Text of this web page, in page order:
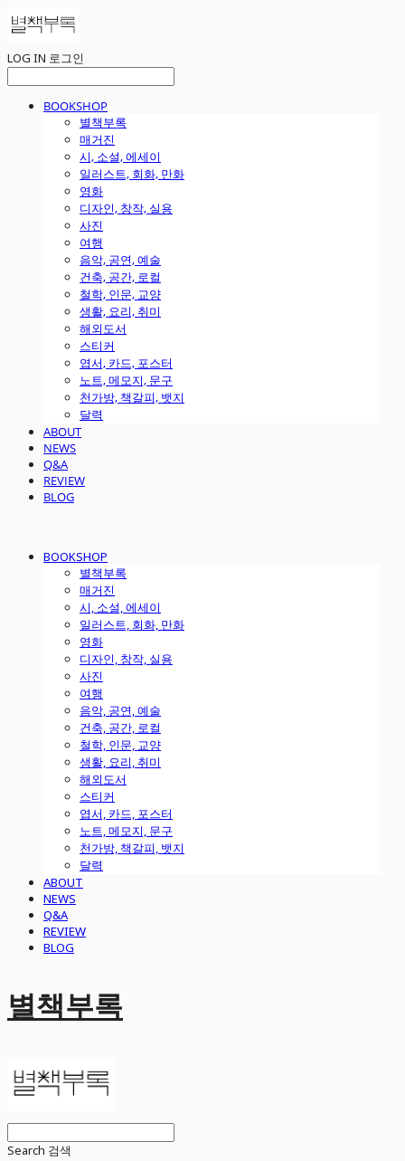
LOG IN 로그인
BOOKSHOP
별책부록
매거진
시, 소설, 에세이
일러스트, 회화, 만화
영화
디자인, 창작, 실용
사진
여행
음악, 공연, 예술
건축, 공간, 로컬
철학, 인문, 교양
생활, 요리, 취미
해외도서
스티커
엽서, 카드, 포스터
노트, 메모지, 문구
천가방, 책갈피, 뱃지
달력
ABOUT
NEWS
Q&A
REVIEW
BLOG
BOOKSHOP
별책부록
매거진
시, 소설, 에세이
일러스트, 회화, 만화
영화
디자인, 창작, 실용
사진
여행
음악, 공연, 예술
건축, 공간, 로컬
철학, 인문, 교양
생활, 요리, 취미
해외도서
스티커
엽서, 카드, 포스터
노트, 메모지, 문구
천가방, 책갈피, 뱃지
달력
ABOUT
NEWS
Q&A
REVIEW
BLOG
별책부록
Search 검색